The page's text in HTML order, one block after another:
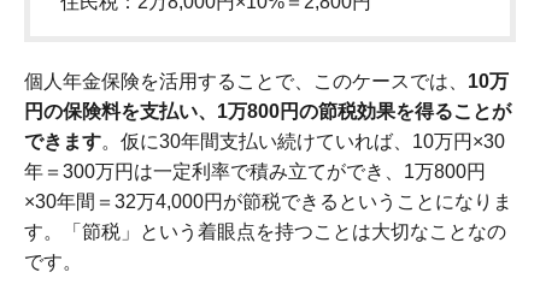
個人年金保険を活用することで、このケースでは、 10万
円の保険料を支払い、1万800円の節税効果を得ることが
できます。仮に30年間支払い続けていれば、10万円×30
年＝300万円は一定利率で積み立てができ、1万800円
×30年間＝32万4,000円が節税できるということになりま
す。「節税」という着眼点を持つことは大切なことなの
です。